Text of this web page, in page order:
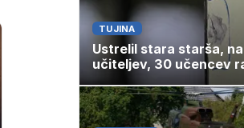
TUJINA
Ustrelil stara starša,
učiteljev, 30 učencev